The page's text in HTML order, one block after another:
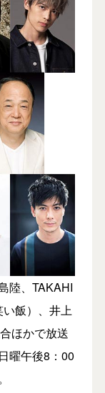
陸、TAKAHI
飯）、井上
ほかで放送
曜午後8：00